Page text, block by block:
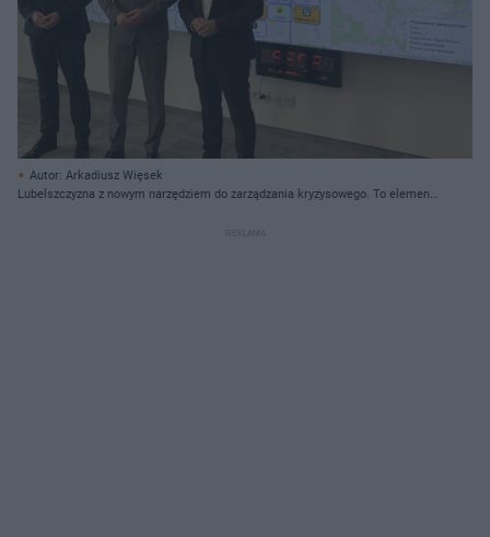
Autor: Arkadiusz Więsek
Lubelszczyzna z nowym narzędziem do zarządzania kryzysowego. To element